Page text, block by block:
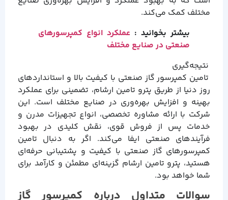
مختلف کمک می‌کند.
بیشتر بخوانید : عملکرد انواع کمپرسورهای
صنعتی در صنایع مختلف
نتیجه‌گیری
تامین کمپرسور گاز صنعتی با کیفیت بالا و استانداردهای
روز دنیا از طریق پترو تامین ارشام، تضمینی برای عملکرد
بهینه و افزایش بهره‌وری در صنایع مختلف است. این
شرکت با ارائه مشاوره تخصصی، انواع تجهیزات مدرن و
خدمات پس از فروش قوی، نقش کلیدی در بهبود
فرآیندهای صنعتی ایفا می‌کند. اگر به دنبال تامین
کمپرسورهای گاز صنعتی با کیفیت و پشتیبانی حرفه‌ای
هستید، پترو تامین ارشام گزینه‌ای مطمئن و کارآمد برای
شما خواهد بود.
سوالات متداول درباره کمپرسور گاز